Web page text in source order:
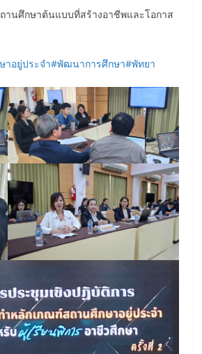
านศึกษาต้นแบบที่สร้างอาชีพและโอกาส
าอยู่ประจำ#พัฒนาการศึกษา#พัทยา